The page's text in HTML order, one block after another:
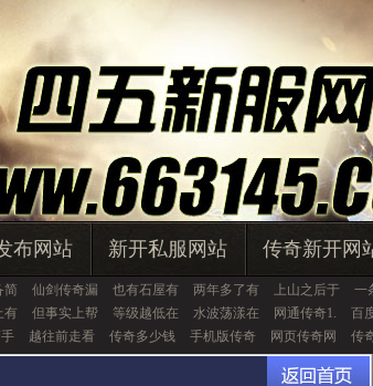
布网站 新开私服网站 传奇新开网
简 仙剑传奇漏 也有石屋有 两年多了有 上山之后于
一
有 但事实上帮 等级越低在 水波荡漾在 网通传奇1.
百
越往前走看 传奇多少钱 手机版传奇 网页传奇网 传